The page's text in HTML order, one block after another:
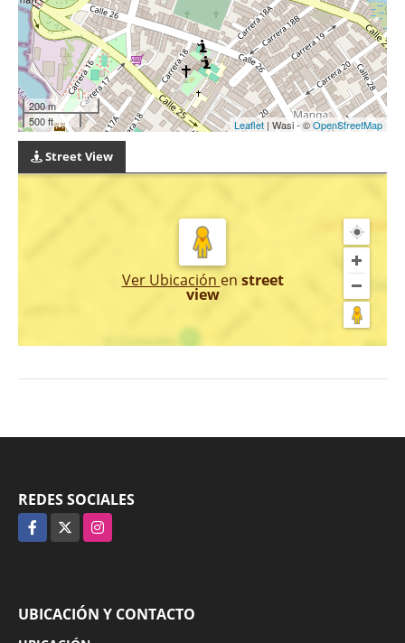
200 m
500 ft
Leaflet | Wasi - ©OpenStreetMap
Street View
Ver Ubicación en street
view
REDES SOCIALES
Facebook Instagram
UBICACIÓN Y CONTACTO